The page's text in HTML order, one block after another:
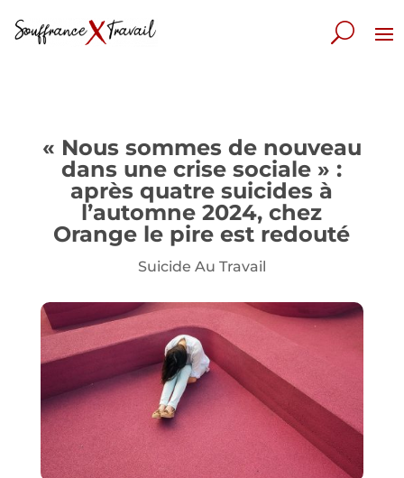
« Nous sommes de nouveau
dans une crise sociale » :
après quatre suicides à
l’automne 2024, chez
Orange le pire est redouté
Suicide Au Travail